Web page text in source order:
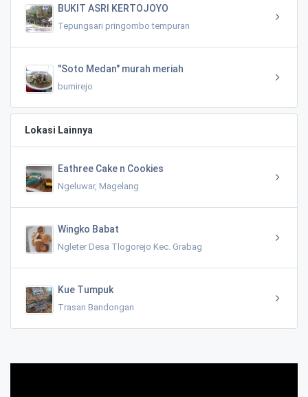
BUKIT ASRI KERTOJOYO
Tepungsari pringombo tempuran
"Soto Medan" murah meriah
bumirejo
Lokasi Lainnya
Eathree Cake n Cookies
Ngeluwar, Magelang
Wingko Babat
Ngleter Desa Tlogorejo Kec. Grabag
Kue Tumpuk
Trasan Bandongan